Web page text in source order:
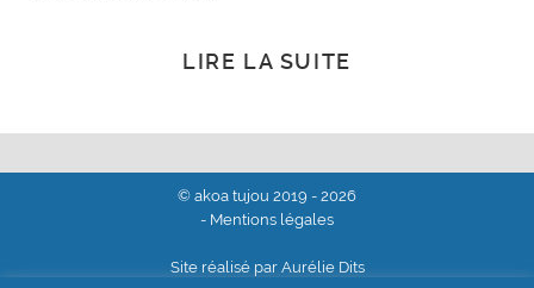
LIRE LA SUITE
© akoa tujou 2019 - 2026
- Mentions légales
Site réalisé par Aurélie Dits